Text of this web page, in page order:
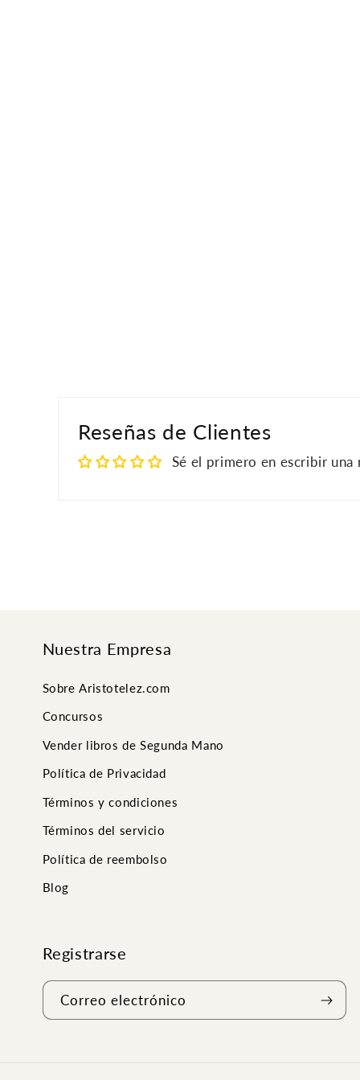
Reseñas de Clientes
Sé el primero en escribir una
Nuestra Empresa
Sobre Aristotelez.com
Concursos
Vender libros de Segunda Mano
Política de Privacidad
Términos y condiciones
Términos del servicio
Política de reembolso
Blog
Registrarse
Correo electrónico